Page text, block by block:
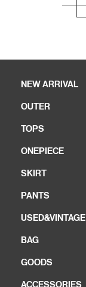
NEW ARRIVAL
OUTER
TOPS
ONEPIECE
SKIRT
PANTS
USED&VINTAGE
BAG
GOODS
ACCESSORIES